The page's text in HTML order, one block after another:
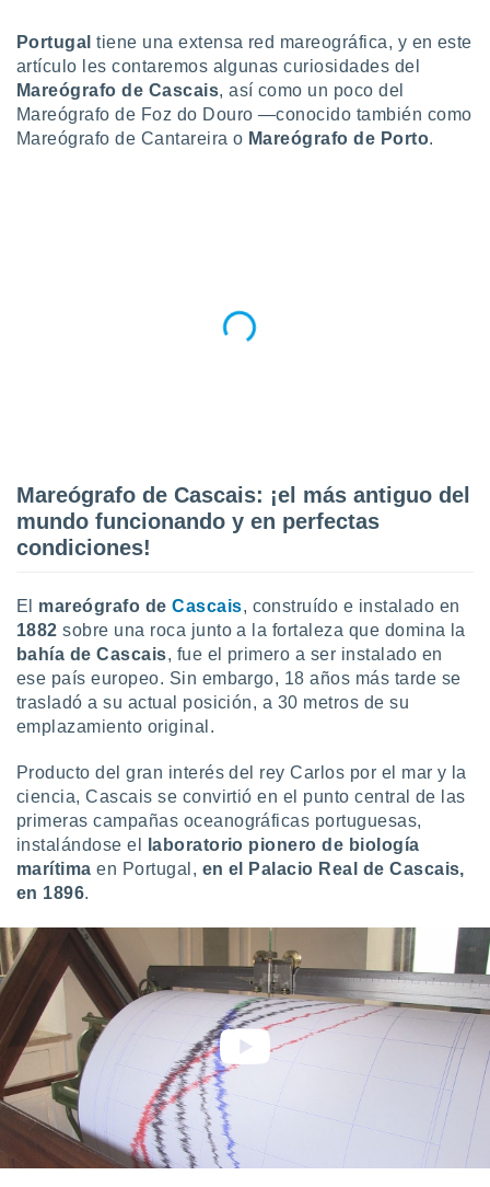
más
nuestra
y
sitio
sean
el sitio
se
para
ni para
o
aunque
no
Puedes
acceder a
a
abono
únicos
Portugaltiene una extensa red mareográfica, y en este
artículo les contaremos algunas curiosidades del
Mareógrafo de Cascais, así como un poco del
Mareógrafo de Foz do Douro —conocido también como
Mareógrafo de Cantareira o Mareógrafo de Porto.
Mareógrafo de Cascais: ¡el más antiguo del
mundo funcionando y en perfectas
condiciones!
El mareógrafo deCascais, construído e instalado en
1882sobre una roca junto a la fortaleza que domina la
bahía de Cascais, fue el primero a ser instalado en
ese país europeo. Sin embargo, 18 años más tarde se
trasladó a su actual posición, a 30 metros de su
emplazamiento original.
Producto del gran interés del rey Carlos por el mar y la
ciencia, Cascais se convirtió en el punto central de las
primeras campañas oceanográficas portuguesas,
instalándose el
laboratorio pionero de biología
marítima en Portugal, en el Palacio Real de Cascais,
en 1896.